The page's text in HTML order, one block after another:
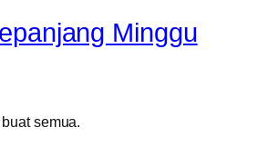
Minggu
semua.